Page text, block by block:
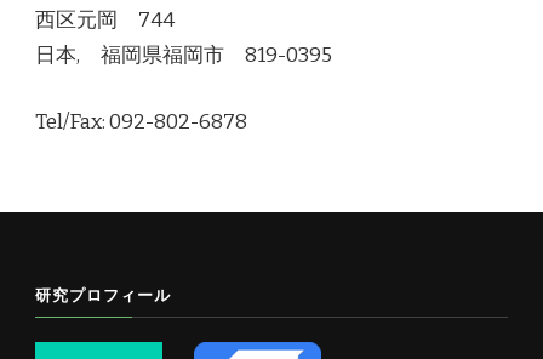
西区元岡 744
日本, 福岡県福岡市 819-0395
Tel/Fax: 092-802-6878
研究プロフィール